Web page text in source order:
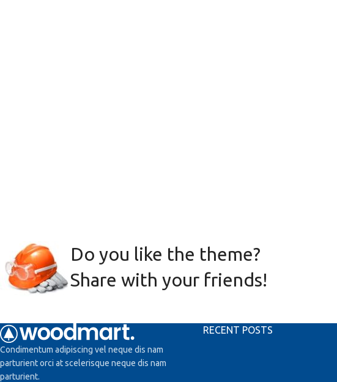
Do you like the theme?
Share with your friends!
Condimentum adipiscing vel neque dis nam
parturient orci at scelerisque neque dis nam
parturient.
RECENT POSTS